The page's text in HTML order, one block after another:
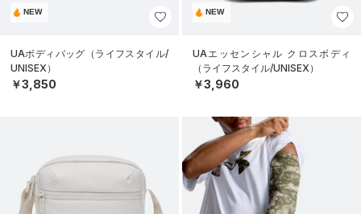
NEW
UAボディバッグ（ライフスタイル/
UNISEX）
￥3,850
NEW
UAエッセンシャル クロスボディ
（ライフスタイル/UNISEX）
￥3,960